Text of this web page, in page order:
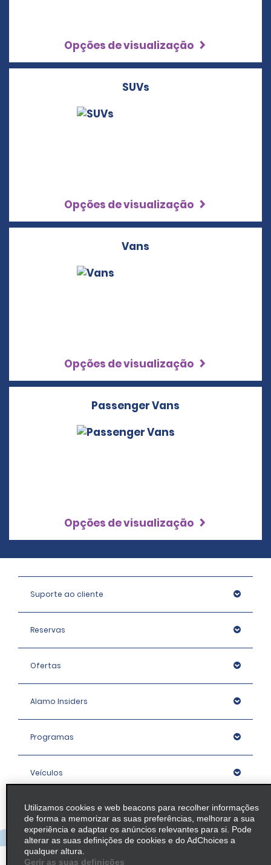
Opções de visualização
SUVs
Opções de visualização
Vans
Opções de visualização
Passenger Vans
Opções de visualização
Suporte ao cliente
Reservas
Ofertas
Alamo Insiders
Programas
Veículos
Agências
Empresa
Utilizamos cookies e web beacons para recolher informações
de forma a memorizar as suas preferências, melhorar a sua
experiência e adaptar os anúncios relevantes para si. Pode
alterar as suas definições de cookies e do AdChoices a
qualquer altura.
Gerir as suas definições